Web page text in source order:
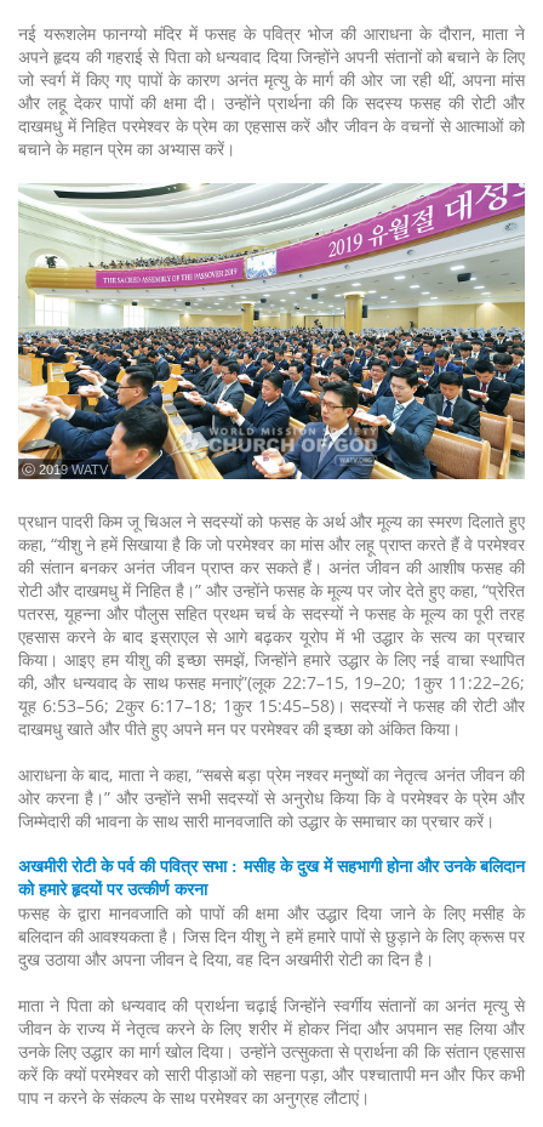
नई यरूशलेम फानग्यो मंदिर में फसह के पवित्र भोज की आराधना के दौरान, माता ने
अपने हृदय की गहराई से पिता को धन्यवाद दिया जिन्होंने अपनी संतानों को बचाने के लिए
जो स्वर्ग में किए गए पापों के कारण अनंत मृत्यु के मार्ग की ओर जा रही थीं, अपना मांस
और लहू देकर पापों की क्षमा दी। उन्होंने प्रार्थना की कि सदस्य फसह की रोटी और
दाखमधु में निहित परमेश्वर के प्रेम का एहसास करें और जीवन के वचनों से आत्माओं को
बचाने के महान प्रेम का अभ्यास करें।
ⓒ 2019 WATV
प्रधान पादरी किम जू चिअल ने सदस्यों को फसह के अर्थ और मूल्य का स्मरण दिलाते हुए
कहा, “यीशु ने हमें सिखाया है कि जो परमेश्वर का मांस और लहू प्राप्त करते हैं वे परमेश्वर
की संतान बनकर अनंत जीवन प्राप्त कर सकते हैं। अनंत जीवन की आशीष फसह की
रोटी और दाखमधु में निहित है।” और उन्होंने फसह के मूल्य पर जोर देते हुए कहा, “प्रेरित
पतरस, यूहन्ना और पौलुस सहित प्रथम चर्च के सदस्यों ने फसह के मूल्य का पूरी तरह
एहसास करने के बाद इस्राएल से आगे बढ़कर यूरोप में भी उद्धार के सत्य का प्रचार
किया। आइए हम यीशु की इच्छा समझें, जिन्होंने हमारे उद्धार के लिए नई वाचा स्थापित
की, और धन्यवाद के साथ फसह मनाएं”(लूक 22:7–15, 19–20; 1कुर 11:22–26;
यूह 6:53–56; 2कुर 6:17–18; 1कुर 15:45–58)। सदस्यों ने फसह की रोटी और
दाखमधु खाते और पीते हुए अपने मन पर परमेश्वर की इच्छा को अंकित किया।
आराधना के बाद, माता ने कहा, “सबसे बड़ा प्रेम नश्वर मनुष्यों का नेतृत्व अनंत जीवन की
ओर करना है।” और उन्होंने सभी सदस्यों से अनुरोध किया कि वे परमेश्वर के प्रेम और
जिम्मेदारी की भावना के साथ सारी मानवजाति को उद्धार के समाचार का प्रचार करें।
अखमीरी रोटी के पर्व की पवित्र सभा : मसीह के दुख में सहभागी होना और उनके बलिदान
को हमारे हृदयों पर उत्कीर्ण करना
फसह के द्वारा मानवजाति को पापों की क्षमा और उद्धार दिया जाने के लिए मसीह के
बलिदान की आवश्यकता है। जिस दिन यीशु ने हमें हमारे पापों से छुड़ाने के लिए क्रूस पर
दुख उठाया और अपना जीवन दे दिया, वह दिन अखमीरी रोटी का दिन है।
माता ने पिता को धन्यवाद की प्रार्थना चढ़ाई जिन्होंने स्वर्गीय संतानों का अनंत मृत्यु से
जीवन के राज्य में नेतृत्व करने के लिए शरीर में होकर निंदा और अपमान सह लिया और
उनके लिए उद्धार का मार्ग खोल दिया। उन्होंने उत्सुकता से प्रार्थना की कि संतान एहसास
करें कि क्यों परमेश्वर को सारी पीड़ाओं को सहना पड़ा, और पश्चातापी मन और फिर कभी
पाप न करने के संकल्प के साथ परमेश्वर का अनुग्रह लौटाएं।